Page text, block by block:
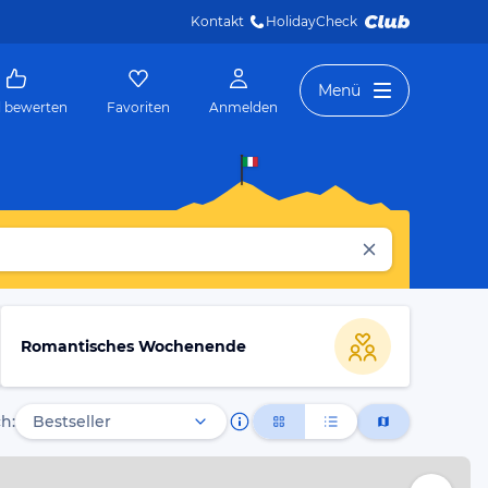
Kontakt HolidayCheck
bewerten Favoriten Anmelden
Menü
Romantisches Wochenende